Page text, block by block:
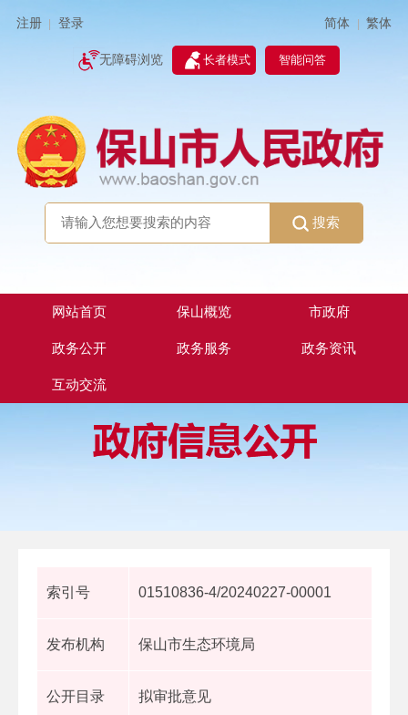
注册 登录 简体 | 繁体
无障碍浏览 长者模式 智能问答
搜索
网站首页 保山概览 市政府
政务公开 政务服务 政务资讯
互动交流
索引号 01510836-4/20240227-00001
发布机构 保山市生态环境局
公开目录 拟审批意见